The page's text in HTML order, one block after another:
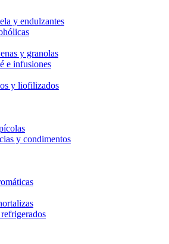
y endulzantes
y granolas
e infusiones
y liofilizados
y condimentos